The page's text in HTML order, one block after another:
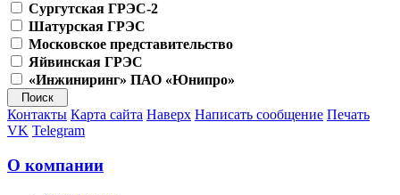
Сургутская ГРЭС-2
Шатурская ГРЭС
Московское представительство
Яйвинская ГРЭС
«Инжиниринг» ПАО «Юнипро»
Контакты Карта сайта Наверх Написать сообщение Печать
VK Telegram
О компании